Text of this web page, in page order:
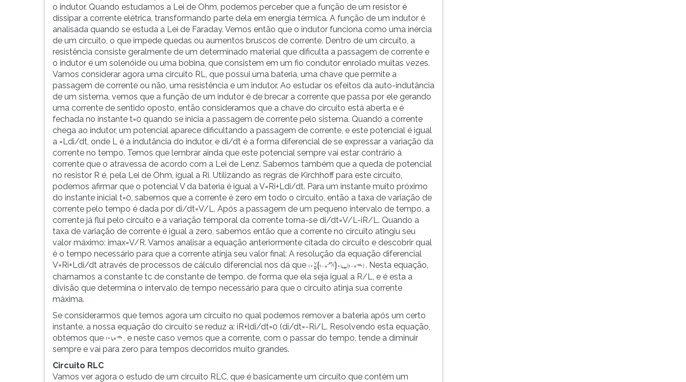
o indutor. Quando estudamos a Lei de Ohm, podemos perceber que a função de um resistor é
dissipar a corrente elétrica, transformando parte dela em energia térmica. A função de um indutor é
analisada quando se estuda a Lei de Faraday. Vemos então que o indutor funciona como uma inércia
de um circuito, o que impede quedas ou aumentos bruscos de corrente. Dentro de um circuito, a
resistência consiste geralmente de um determinado material que dificulta a passagem de corrente e
o indutor é um solenóide ou uma bobina, que consistem em um fio condutor enrolado muitas vezes.
Vamos considerar agora uma circuito RL, que possui uma bateria, uma chave que permite a
passagem de corrente ou não, uma resistência e um indutor. Ao estudar os efeitos da auto-indutância
de um sistema, vemos que a função de um indutor é de brecar a corrente que passa por ele gerando
uma corrente de sentido oposto, então consideramos que a chave do circuito está aberta e é
fechada no instante t=0 quando se inicia a passagem de corrente pelo sistema. Quando a corrente
chega ao indutor, um potencial aparece dificultando a passagem de corrente, e este potencial é igual
a =Ldi/dt, onde L é a indutância do indutor, e di/dt é a forma diferencial de se expressar a variação da
corrente no tempo. Temos que lembrar ainda que este potencial sempre vai estar contrário à
corrente que o atravessa de acordo com a Lei de Lenz. Sabemos também que a queda de potencial
no resistor R é, pela Lei de Ohm, igual a Ri. Utilizando as regras de Kirchhoff para este circuito,
podemos afirmar que o potencial V da bateria é igual a V=Ri+Ldi/dt. Para um instante muito próximo
do instante inicial t=0, sabemos que a corrente é zero em todo o circuito, então a taxa de variação de
corrente pelo tempo é dada por di/dt=V/L. Após a passagem de um pequeno intervalo de tempo, a
corrente já flui pelo circuito e a variação temporal da corrente torna-se di/dt=V/L-iR/L. Quando a
taxa de variação de corrente é igual a zero, sabemos então que a corrente no circuito atingiu seu
valor máximo: imax=V/R. Vamos analisar a equação anteriormente citada do circuito e descobrir qual
é o tempo necessário para que a corrente atinja seu valor final: A resolução da equação diferencial
V=Ri+Ldi/dt através de processos de cálculo diferencial nos dá que
. Nesta equação,
chamamos a constante tc de constante de tempo, de forma que ela seja igual a R/L, e é esta a
divisão que determina o intervalo de tempo necessário para que o circuito atinja sua corrente
máxima.
Se considerarmos que temos agora um circuito no qual podemos remover a bateria após um certo
instante, a nossa equação do circuito se reduz a: iR+ldi/dt=0 (di/dt=-Ri/L. Resolvendo esta equação,
obtemos que
, e neste caso vemos que a corrente, com o passar do tempo, tende a diminuir
sempre e vai para zero para tempos decorridos muito grandes.
Circuito RLC
Vamos ver agora o estudo de um circuito RLC, que é basicamente um circuito que contém um